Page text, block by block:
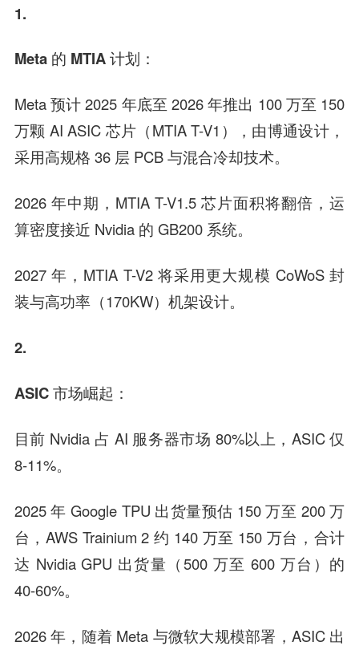
1.
Meta 的 MTIA 计划：
Meta 预计 2025 年底至 2026 年推出 100 万至 150
万颗 AI ASIC 芯片（MTIA T-V1），由博通设计，
采用高规格 36 层 PCB 与混合冷却技术。
2026 年中期，MTIA T-V1.5 芯片面积将翻倍，运
算密度接近 Nvidia 的 GB200 系统。
2027 年，MTIA T-V2 将采用更大规模 CoWoS 封
装与高功率（170KW）机架设计。
2.
ASIC 市场崛起：
目前 Nvidia 占 AI 服务器市场 80%以上，ASIC 仅
8-11%。
2025 年 Google TPU 出货量预估 150 万至 200 万
台，AWS Trainium 2 约 140 万至 150 万台，合计
达 Nvidia GPU 出货量（500 万至 600 万台）的
40-60%。
2026 年，随着 Meta 与微软大规模部署，ASIC 出